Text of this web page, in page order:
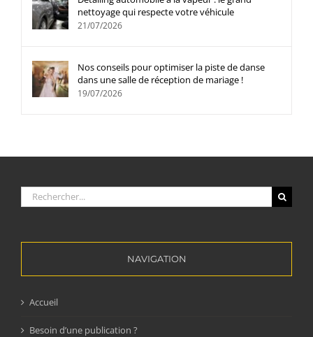
nettoyage qui respecte votre véhicule
21/07/2026
Nos conseils pour optimiser la piste de danse
dans une salle de réception de mariage !
19/07/2026
Rechercher:
NAVIGATION
Accueil
Besoin d’une publication ?